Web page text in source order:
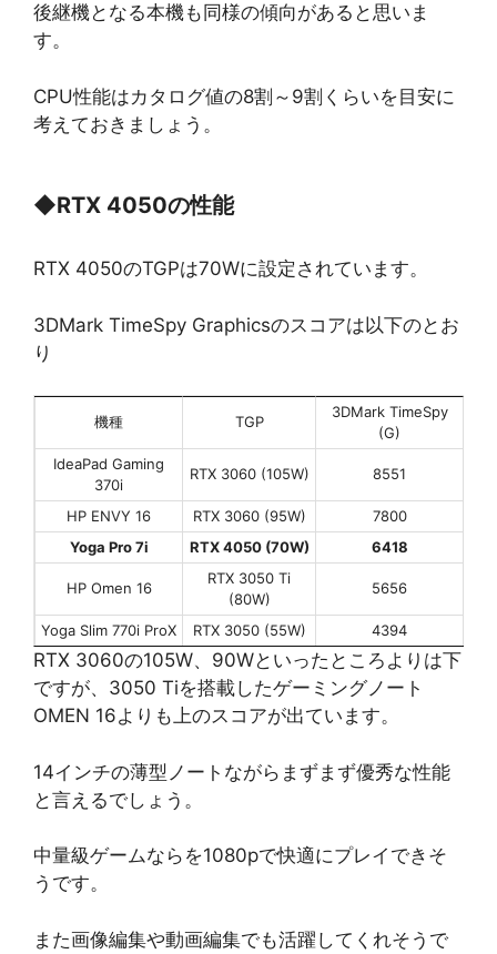
後継機となる本機も同様の傾向があると思いま
す。
CPU性能はカタログ値の8割～9割くらいを目安に
考えておきましょう。
◆RTX 4050の性能
RTX 4050のTGPは70Wに設定されています。
3DMark TimeSpy Graphicsのスコアは以下のとお
り
機種 TGP
3DMark TimeSpy
(G)
IdeaPad Gaming
370i
RTX 3060 (105W) 8551
HP ENVY 16 RTX 3060 (95W)
7800
Yoga Pro 7i
RTX 4050 (70W) 6418
HP Omen 16
RTX 3050 Ti
(80W)
5656
Yoga Slim 770i ProX RTX 3050 (55W) 4394
RTX 3060の105W、90Wといったところよりは下
ですが、3050 Tiを搭載したゲーミングノート
OMEN 16よりも上のスコアが出ています。
14インチの薄型ノートながらまずまず優秀な性能
と言えるでしょう。
中量級ゲームならを1080pで快適にプレイできそ
うです。
また画像編集や動画編集でも活躍してくれそうで